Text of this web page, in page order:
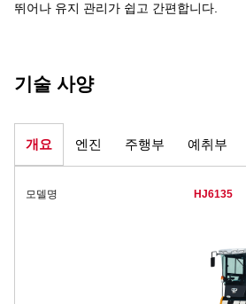
뛰어나 유지 관리가 쉽고 간편합니다.
기술 사양
개요 엔진 주행부 예취부
모델명 HJ6135